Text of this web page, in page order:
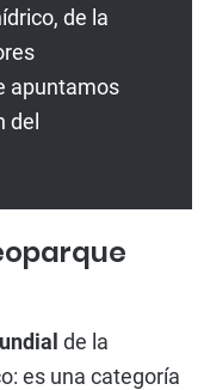
de la
apuntamos
del
de la
es una categoría